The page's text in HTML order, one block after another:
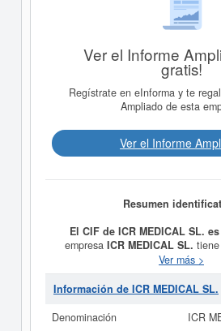
Ver el Informe
gratis!
Regístrate en eInforma y te
Ampliado de esta
Ver el Informe
Resumen
El CIF de ICR MEDICAL SL.
empresa ICR MEDICAL SL.
desarrollo de la investigación
ensayos clínicos, así como la
profesionales en el ámbito de las
Actividades de medicina
Ver más >
Información de ICR MEDICAL SL.
Denominación
ICR